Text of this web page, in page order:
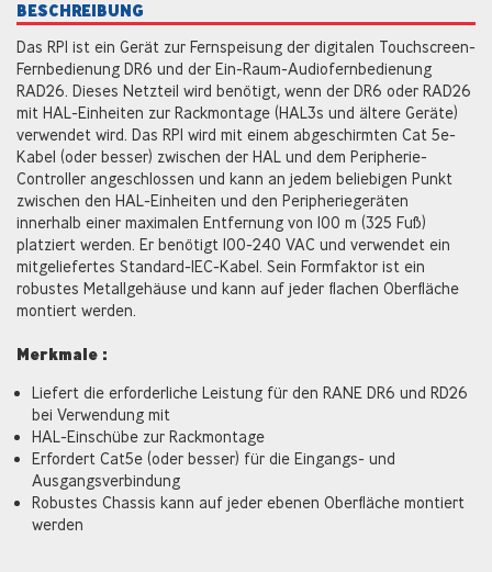
BESCHREIBUNG
Das RPI ist ein Gerät zur Fernspeisung der digitalen Touchscreen-
Fernbedienung DR6 und der Ein-Raum-Audiofernbedienung
RAD26. Dieses Netzteil wird benötigt, wenn der DR6 oder RAD26
mit HAL-Einheiten zur Rackmontage (HAL3s und ältere Geräte)
verwendet wird. Das RPI wird mit einem abgeschirmten Cat 5e-
Kabel (oder besser) zwischen der HAL und dem Peripherie-
Controller angeschlossen und kann an jedem beliebigen Punkt
zwischen den HAL-Einheiten und den Peripheriegeräten
innerhalb einer maximalen Entfernung von 100 m (325 Fuß)
platziert werden. Er benötigt 100-240 VAC und verwendet ein
mitgeliefertes Standard-IEC-Kabel. Sein Formfaktor ist ein
robustes Metallgehäuse und kann auf jeder flachen Oberfläche
montiert werden.
Merkmale :
Liefert die erforderliche Leistung für den RANE DR6 und RD26
bei Verwendung mit
HAL-Einschübe zur Rackmontage
Erfordert Cat5e (oder besser) für die Eingangs- und
Ausgangsverbindung
Robustes Chassis kann auf jeder ebenen Oberfläche montiert
werden